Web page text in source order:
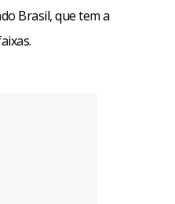
Brasil, que tem a